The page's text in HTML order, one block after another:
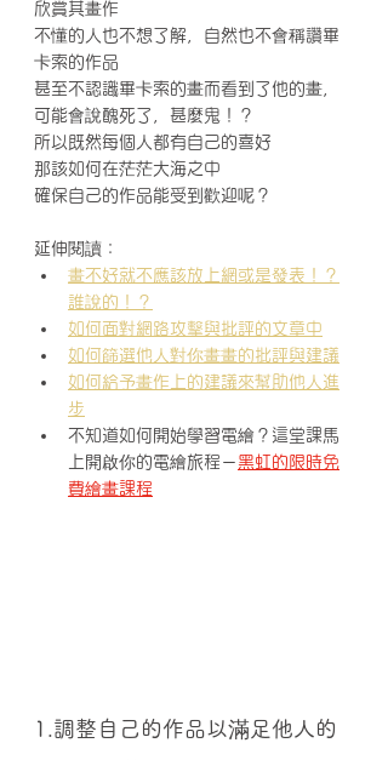
欣賞其畫作
不懂的人也不想了解，自然也不會稱讚畢
卡索的作品
甚至不認識畢卡索的畫而看到了他的畫，
可能會說醜死了，甚麼鬼！？
所以既然每個人都有自己的喜好
那該如何在茫茫大海之中
確保自己的作品能受到歡迎呢？
延伸閱讀：
畫不好就不應該放上網或是發表！？
誰說的！？
如何面對網路攻擊與批評的文章中
如何篩選他人對你畫畫的批評與建議
如何給予畫作上的建議來幫助他人進
步
不知道如何開始學習電繪？這堂課馬
上開啟你的電繪旅程－ 黑虹的限時免
費繪畫課程
1.調整自己的作品以滿足他人的